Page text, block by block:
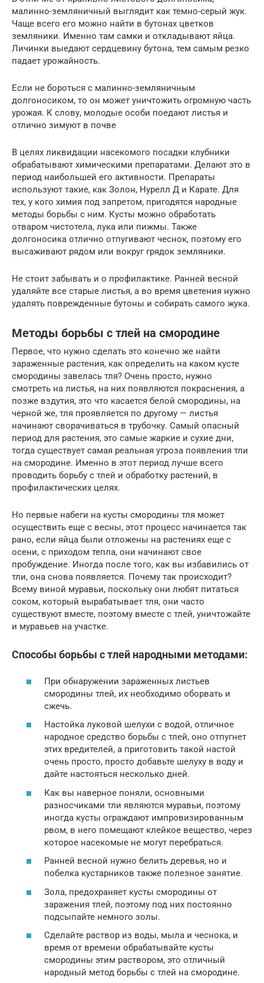
малинно-земляничный выглядит как темно-серый жук.
Чаще всего его можно найти в бутонах цветков
земляники. Именно там самки и откладывают яйца.
Личинки выедают сердцевину бутона, тем самым резко
падает урожайность.
Если не бороться с малинно-земляничным
долгоносиком, то он может уничтожить огромную часть
урожая. К слову, молодые особи поедают листья и
отлично зимуют в почве
В целях ликвидации насекомого посадки клубники
обрабатывают химическими препаратами. Делают это в
период наибольшей его активности. Препараты
используют такие, как Золон, Нурелл Д и Карате. Для
тех, у кого химия под запретом, пригодятся народные
методы борьбы с ним. Кусты можно обработать
отваром чистотела, лука или пижмы. Также
долгоносика отлично отпугивают чеснок, поэтому его
высаживают рядом или вокруг грядок земляники.
Не стоит забывать и о профилактике. Ранней весной
удаляйте все старые листья, а во время цветения нужно
удалять поврежденные бутоны и собирать самого жука.
Методы борьбы с тлей на смородине
Первое, что нужно сделать это конечно же найти
зараженные растения, как определить на каком кусте
смородины завелась тля? Очень просто, нужно
смотреть на листья, на них появляются покраснения, а
позже вздутия, это что касается белой смородины, на
черной же, тля проявляется по другому — листья
начинают сворачиваться в трубочку. Самый опасный
период для растения, это самые жаркие и сухие дни,
тогда существует самая реальная угроза появления тли
на смородине. Именно в этот период лучше всего
проводить борьбу с тлей и обработку растений, в
профилактических целях.
Но первые набеги на кусты смородины тля может
осуществить еще с весны, этот процесс начинается так
рано, если яйца были отложены на растениях еще с
осени, с приходом тепла, они начинают свое
пробуждение. Иногда после того, как вы избавились от
тли, она снова появляется. Почему так происходит?
Всему виной муравьи, поскольку они любят питаться
соком, который вырабатывает тля, они часто
существуют вместе, поэтому вместе с тлей, уничтожайте
и муравьев на участке.
Способы борьбы с тлей народными методами:
При обнаружении зараженных листьев
смородины тлей, их необходимо оборвать и
сжечь.
Настойка луковой шелухи с водой, отличное
народное средство борьбы с тлей, оно отпугнет
этих вредителей, а приготовить такой настой
очень просто, просто добавьте шелуху в воду и
дайте настояться несколько дней.
Как вы наверное поняли, основными
разносчиками тли являются муравьи, поэтому
иногда кусты ограждают импровизированным
рвом, в него помещают клейкое вещество, через
которое насекомые не могут перебраться.
Ранней весной нужно белить деревья, но и
побелка кустарников также полезное занятие.
Зола, предохраняет кусты смородины от
заражения тлей, поэтому под них постоянно
подсыпайте немного золы.
Сделайте раствор из воды, мыла и чеснока, и
время от времени обрабатывайте кусты
смородины этим раствором, это отличный
народный метод борьбы с тлей на смородине.